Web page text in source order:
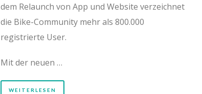
dem Relaunch von App und Website verzeichnet
die Bike-Community mehr als 800.000
registrierte User.
Mit der neuen …
WEITERLESEN